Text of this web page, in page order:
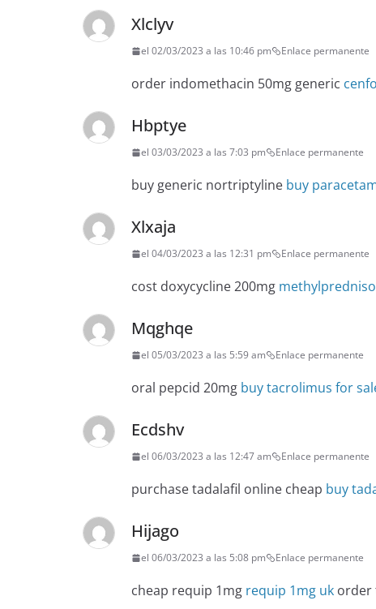
Xlclyv
el 02/03/2023 a las 10:46 pm Enlace permanente
order indomethacin 50mg generic
Hbptye
el 03/03/2023 a las 7:03 pm Enlace permanente
buy generic nortriptyline buy
Xlxaja
el 04/03/2023 a las 12:31 pm Enlace permanente
cost doxycycline 200mg
Mqghqe
el 05/03/2023 a las 5:59 am Enlace permanente
oral pepcid 20mg buy tacrolimus for
Ecdshv
el 06/03/2023 a las 12:47 am Enlace permanente
purchase tadalafil online cheap buy
Hijago
el 06/03/2023 a las 5:08 pm Enlace permanente
cheap requip 1mg requip 1mg uk order